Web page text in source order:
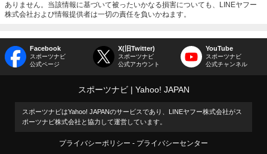
ありません。当該情報に基づいて被ったいかなる損害についても、LINEヤフー
株式会社および情報提供者は一切の責任を負いかねます。
Facebook
スポーツナビ
公式ページ
X(旧Twitter)
スポーツナビ
公式アカウント
YouTube
スポーツナビ
公式チャンネル
スポーツナビ Yahoo! JAPAN
スポーツナビはYahoo! JAPANのサービスであり、LINEヤフー株式会社がス
ポーツナビ株式会社と協力して運営しています。
プライバシーポリシー プライバシーセンター